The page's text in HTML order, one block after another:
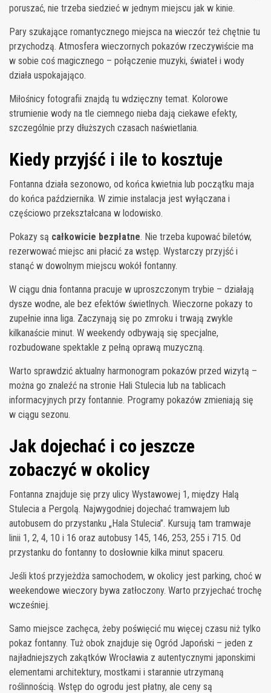
poruszać, nie trzeba siedzieć w jednym miejscu jak w kinie.
Pary szukające romantycznego miejsca na wieczór też chętnie tu
przychodzą. Atmosfera wieczornych pokazów rzeczywiście ma
w sobie coś magicznego – połączenie muzyki, świateł i wody
działa uspokajająco.
Miłośnicy fotografii znajdą tu wdzięczny temat. Kolorowe
strumienie wody na tle ciemnego nieba dają ciekawe efekty,
szczególnie przy dłuższych czasach naświetlania.
Kiedy przyjść i ile to kosztuje
Fontanna działa sezonowo, od końca kwietnia lub początku maja
do końca października. W zimie instalacja jest wyłączana i
częściowo przekształcana w lodowisko.
Pokazy są całkowicie bezpłatne. Nie trzeba kupować biletów,
rezerwować miejsc ani płacić za wstęp. Wystarczy przyjść i
stanąć w dowolnym miejscu wokół fontanny.
W ciągu dnia fontanna pracuje w uproszczonym trybie – działają
dysze wodne, ale bez efektów świetlnych. Wieczorne pokazy to
zupełnie inna liga. Zaczynają się po zmroku i trwają zwykle
kilkanaście minut. W weekendy odbywają się specjalne,
rozbudowane spektakle z pełną oprawą muzyczną.
Warto sprawdzić aktualny harmonogram pokazów przed wizytą –
można go znaleźć na stronie Hali Stulecia lub na tablicach
informacyjnych przy fontannie. Programy pokazów zmieniają się
w ciągu sezonu.
Jak dojechać i co jeszcze
zobaczyć w okolicy
Fontanna znajduje się przy ulicy Wystawowej 1, między Halą
Stulecia a Pergolą. Najwygodniej dojechać tramwajem lub
autobusem do przystanku „Hala Stulecia”. Kursują tam tramwaje
linii 1, 2, 4, 10 i 16 oraz autobusy 145, 146, 253, 255 i 715. Od
przystanku do fontanny to dosłownie kilka minut spaceru.
Jeśli ktoś przyjeżdża samochodem, w okolicy jest parking, choć w
weekendowe wieczory bywa zatłoczony. Warto przyjechać trochę
wcześniej.
Samo miejsce zachęca, żeby poświęcić mu więcej czasu niż tylko
pokaz fontanny. Tuż obok znajduje się Ogród Japoński – jeden z
najładniejszych zakątków Wrocławia z autentycznymi japonskimi
elementami architektury, mostkami i starannie utrzymaną
roślinnością. Wstęp do ogrodu jest płatny, ale ceny są